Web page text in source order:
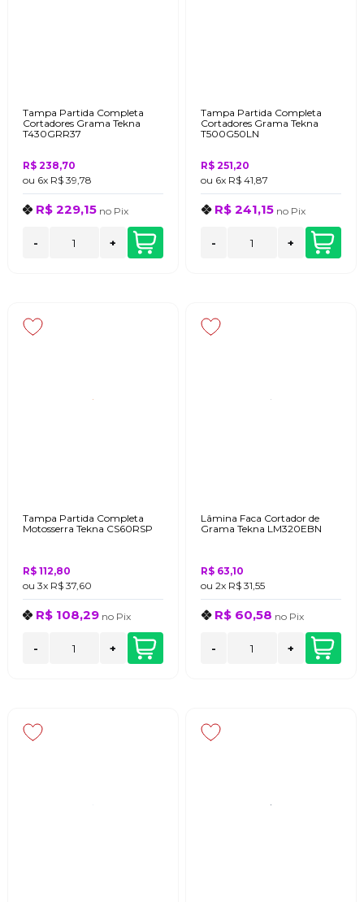
Tampa Partida Completa
Cortadores Grama Tekna
T430GRR37
R$ 238,70
ou 6x R$ 39,78
R$ 229,15 no Pix
- +
Tampa Partida Completa
Cortadores Grama Tekna
T500G50LN
R$ 251,20
ou 6x R$ 41,87
R$ 241,15 no Pix
- +
Tampa Partida Completa
Motosserra Tekna CS60RSP
R$ 112,80
ou 3x R$ 37,60
R$ 108,29 no Pix
- +
Lâmina Faca Cortador de
Grama Tekna LM320EBN
R$ 63,10
ou 2x R$ 31,55
R$ 60,58 no Pix
- +